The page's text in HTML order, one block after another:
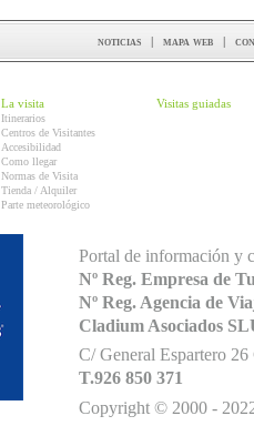
noticias | mapa web |
La visita
Itinerarios
Centros de Visitantes
Accesibilidad
Como llegar
Normas de Visita
Tienda / Alquiler
Parte meteorológico
Visitas guiadas
Portal de información y
Nº Reg. Empresa de
Nº Reg. Agencia de
Cladium Asociados
C/ General Espartero
T.926 850 371
Copyright © 2000 -